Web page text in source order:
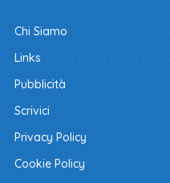
Chi Siamo
Links
Pubblicità
Scrivici
Privacy Policy
Cookie Policy